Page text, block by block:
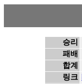
승리
패배
합계
링크